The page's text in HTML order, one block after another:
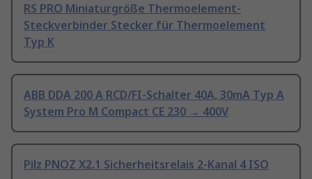
RS PRO Miniaturgröße Thermoelement-
Steckverbinder Stecker für Thermoelement
Typ K
ABB DDA 200 A RCD/FI-Schalter 40A, 30mA Typ A
System Pro M Compact CE 230 → 400V
Pilz PNOZ X2.1 Sicherheitsrelais 2-Kanal 4 ISO